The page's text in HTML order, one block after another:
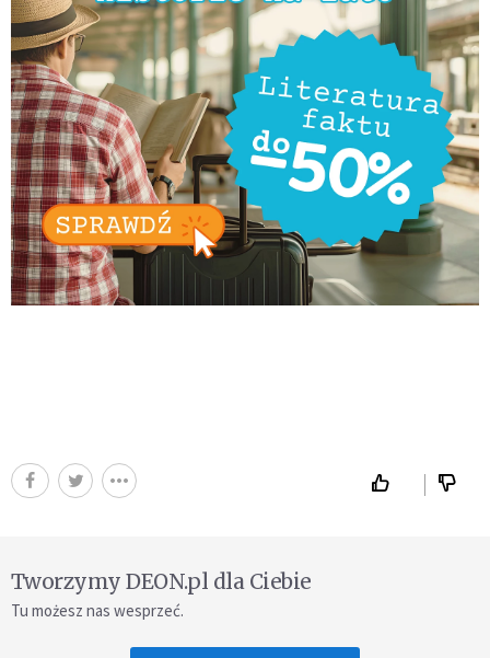
Tworzymy DEON.pl dla Ciebie
Tu możesz nas wesprzeć.